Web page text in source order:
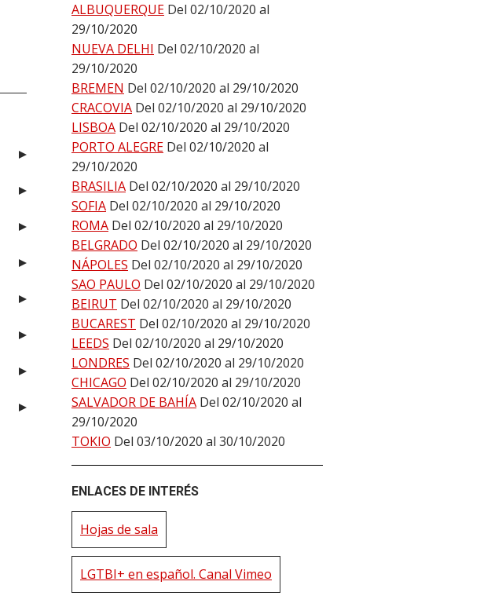
ALBUQUERQUE Del 02/10/2020 al
29/10/2020
NUEVA DELHI Del 02/10/2020 al
29/10/2020
BREMEN Del 02/10/2020 al 29/10/2020
CRACOVIA Del 02/10/2020 al 29/10/2020
LISBOA Del 02/10/2020 al 29/10/2020
PORTO ALEGRE Del 02/10/2020 al
29/10/2020
BRASILIA Del 02/10/2020 al 29/10/2020
SOFIA Del 02/10/2020 al 29/10/2020
ROMA Del 02/10/2020 al 29/10/2020
BELGRADO Del 02/10/2020 al 29/10/2020
NÁPOLES Del 02/10/2020 al 29/10/2020
SAO PAULO Del 02/10/2020 al 29/10/2020
BEIRUT Del 02/10/2020 al 29/10/2020
BUCAREST Del 02/10/2020 al 29/10/2020
LEEDS Del 02/10/2020 al 29/10/2020
LONDRES Del 02/10/2020 al 29/10/2020
CHICAGO Del 02/10/2020 al 29/10/2020
SALVADOR DE BAHÍA Del 02/10/2020 al
29/10/2020
TOKIO Del 03/10/2020 al 30/10/2020
ENLACES DE INTERÉS
Hojas de sala
LGTBI+ en español. Canal Vimeo